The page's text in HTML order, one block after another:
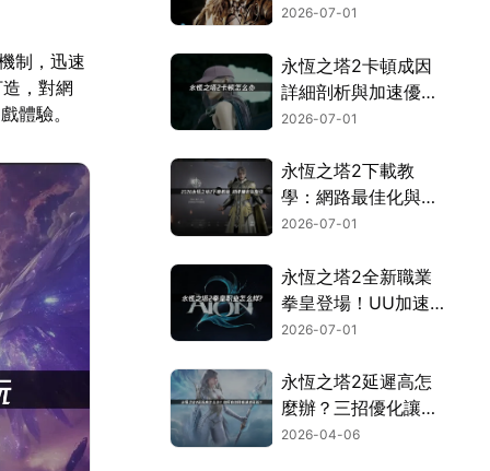
制，迅速
，對網
體驗。
過網路封鎖與驗證機
2026-07-01
永恆之塔2卡頓成因
詳細剖析與加速優化
全攻略！
2026-07-01
永恆之塔2下載教
學：網路最佳化與完
整安裝流程指南！
2026-07-01
永恆之塔2全新職業
拳皇登場！UU加速
器連線優化完全攻
2026-07-01
永恆之塔2延遲高怎
麼辦？三招優化讓你
暢玩無阻！
2026-04-06